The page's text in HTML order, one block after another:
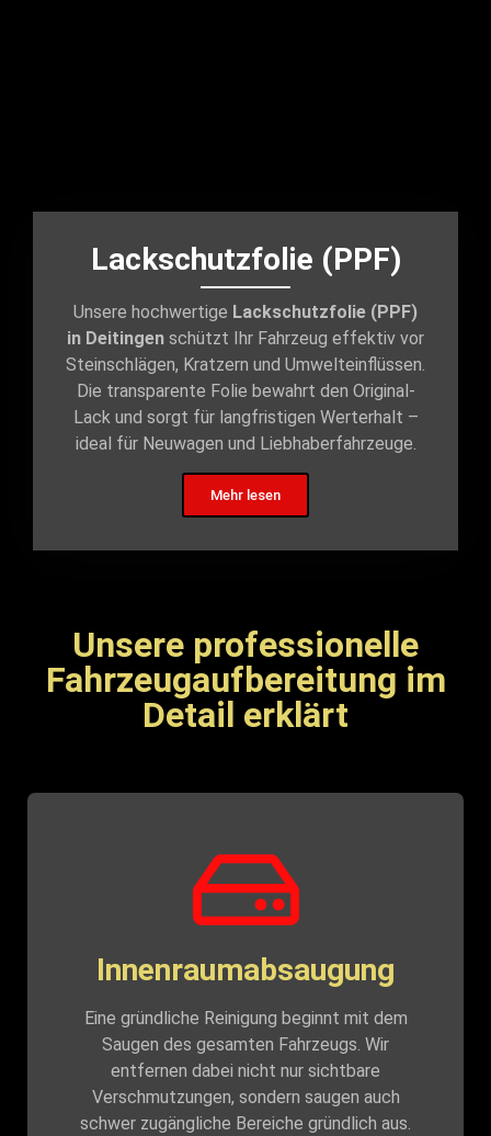
Lackschutzfolie (PPF)
Unsere hochwertige Lackschutzfolie (PPF)
in Deitingen schützt Ihr Fahrzeug effektiv vor
Steinschlägen, Kratzern und Umwelteinflüssen.
Die transparente Folie bewahrt den Original-
Lack und sorgt für langfristigen Werterhalt –
ideal für Neuwagen und Liebhaberfahrzeuge.
Mehr lesen
Unsere professionelle
Fahrzeugaufbereitung im
Detail erklärt
Innenraumabsaugung
Eine gründliche Reinigung beginnt mit dem
Saugen des gesamten Fahrzeugs. Wir
entfernen dabei nicht nur sichtbare
Verschmutzungen, sondern saugen auch
schwer zugängliche Bereiche gründlich aus.